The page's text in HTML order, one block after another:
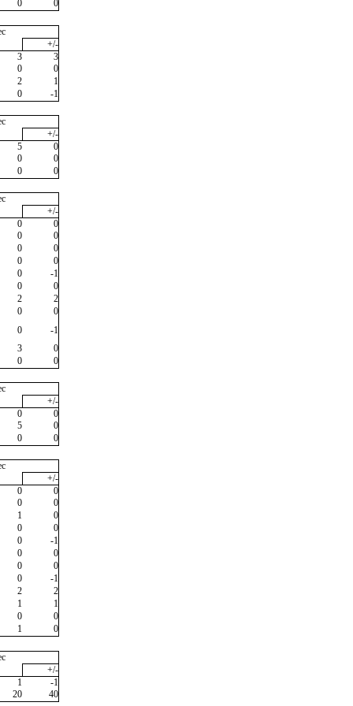
0
0
+/-
3
3
0
0
2
1
0
-1
+/-
5
0
0
0
0
0
+/-
0
0
0
0
0
0
0
0
0
-1
0
0
2
2
0
0
0
-1
3
0
0
0
+/-
0
0
5
0
0
0
+/-
0
0
0
0
1
0
0
0
0
-1
0
0
0
0
0
-1
2
2
1
1
0
0
1
0
+/-
1
-1
20
40